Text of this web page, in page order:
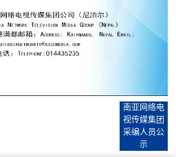
南亚网络电
视传媒集团
采编人员公
示